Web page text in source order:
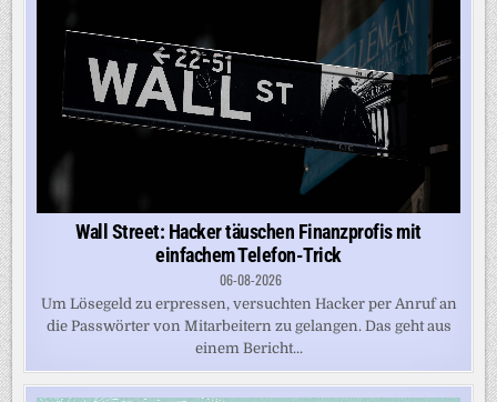
Wall Street: Hacker täuschen Finanzprofis mit
einfachem Telefon-Trick
06-08-2026
Um Lösegeld zu erpressen, versuchten Hacker per Anruf an
die Passwörter von Mitarbeitern zu gelangen. Das geht aus
einem Bericht...